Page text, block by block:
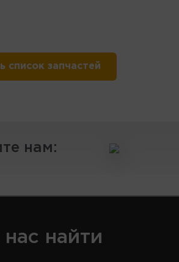
список запчастей
нам:
нас найти